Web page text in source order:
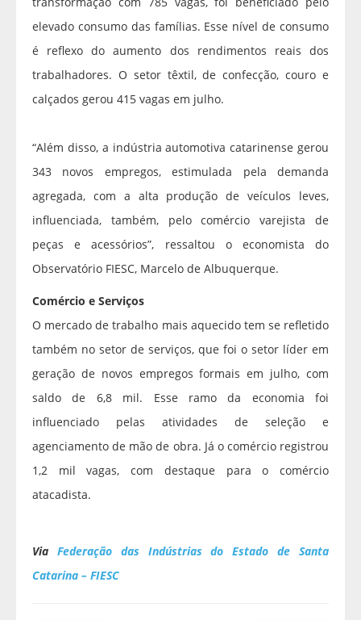
elevado consumo das famílias. Esse nível de consumo
é reflexo do aumento dos rendimentos reais dos
trabalhadores. O setor têxtil, de confecção, couro e
calçados gerou 415 vagas em julho.
“Além disso, a indústria automotiva catarinense gerou
343 novos empregos, estimulada pela demanda
agregada, com a alta produção de veículos leves,
influenciada, também, pelo comércio varejista de
peças e acessórios”, ressaltou o economista do
Observatório FIESC, Marcelo de Albuquerque.
Comércio e Serviços
O mercado de trabalho mais aquecido tem se refletido
também no setor de serviços, que foi o setor líder em
geração de novos empregos formais em julho, com
saldo de 6,8 mil. Esse ramo da economia foi
influenciado pelas atividades de seleção e
agenciamento de mão de obra. Já o comércio registrou
1,2 mil vagas, com destaque para o comércio
atacadista.
Via Federação das Indústrias do Estado de Santa
Catarina – FIESC